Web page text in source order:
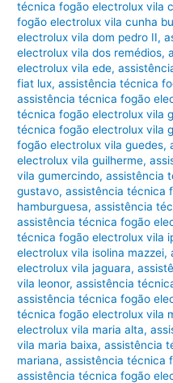
técnica fogão electrolux vila
fogão electrolux vila cunha
electrolux vila dom pedro II,
electrolux vila dos remédios,
electrolux vila ede,
fiat lux,assistência técnica
assistência técnica fogão
técnica fogão electrolux vila
técnica fogão electrolux vila
fogão electrolux vila guedes,
electrolux vila guilherme,
vila gumercindo,assistência
gustavo,assistência técnica
hamburguesa,assistência
assistência técnica fogão
técnica fogão electrolux vila
electrolux vila isolina mazzei,
electrolux vila jaguara,
vila leonor,assistência
assistência técnica fogão
técnica fogão electrolux vila
electrolux vila maria alta,
vila maria baixa,assistência
mariana,assistência técnica
assistência técnica fogão